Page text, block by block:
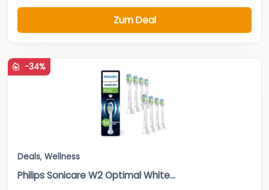
Zum Deal
-34%
Deals, Wellness
Philips Sonicare W2 Optimal White...